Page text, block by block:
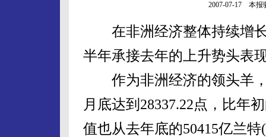
2007-07-17 本报
在非洲经济整体持续增长
半年承接去年的上升势头表
作为非洲经济的领头羊，
月底达到28337.22点，比年
值也从去年底的50415亿兰